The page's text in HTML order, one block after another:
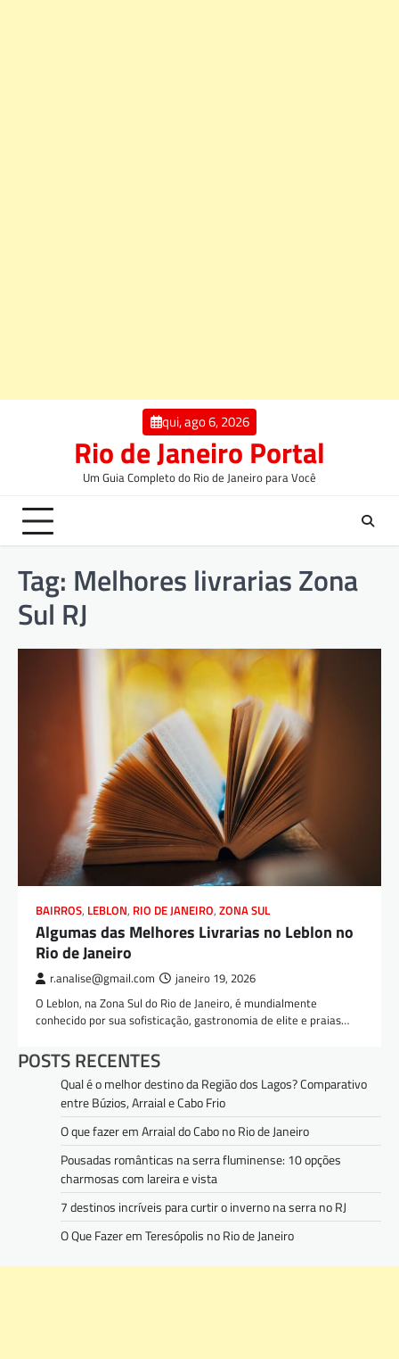
qui, ago 6, 2026
Rio de Janeiro Portal
Um Guia Completo do Rio de Janeiro para Você
Tag: Melhores livrarias Zona
Sul RJ
BAIRROS, LEBLON, RIO DE JANEIRO, ZONA SUL
Algumas das Melhores Livrarias no Leblon no
Rio de Janeiro
r.analise@gmail.com janeiro 19, 2026
O Leblon, na Zona Sul do Rio de Janeiro, é mundialmente
conhecido por sua sofisticação, gastronomia de elite e praias…
POSTS RECENTES
Qual é o melhor destino da Região dos Lagos? Comparativo
entre Búzios, Arraial e Cabo Frio
O que fazer em Arraial do Cabo no Rio de Janeiro
Pousadas românticas na serra fluminense: 10 opções
charmosas com lareira e vista
7 destinos incríveis para curtir o inverno na serra no RJ
O Que Fazer em Teresópolis no Rio de Janeiro